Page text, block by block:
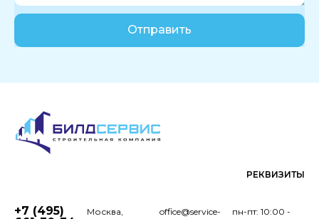
Отправить
РЕКВИЗИТЫ
+7 (495)
Москва,
пн-пт: 10:00 -
office@service-